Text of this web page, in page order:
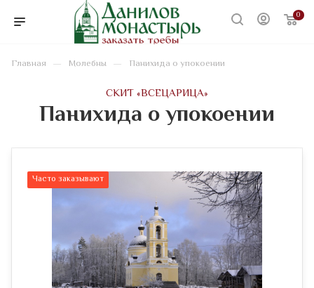
0
Главная — Молебны — Панихида о упокоении
CКИТ «ВСЕЦАРИЦА»
Панихида о упокоении
Часто заказывают